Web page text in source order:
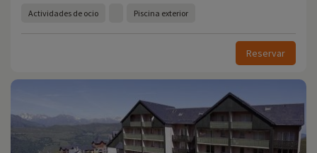
Actividades de ocio Piscina exterior
Reservar